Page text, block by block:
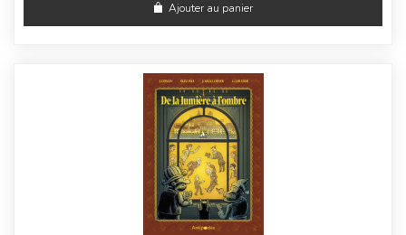
Ajouter au panier